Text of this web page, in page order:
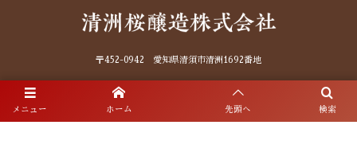
メニュー 検索
ホーム 先頭へ
〒452-0942 愛知県清須市清洲1692番地
052-409-2121